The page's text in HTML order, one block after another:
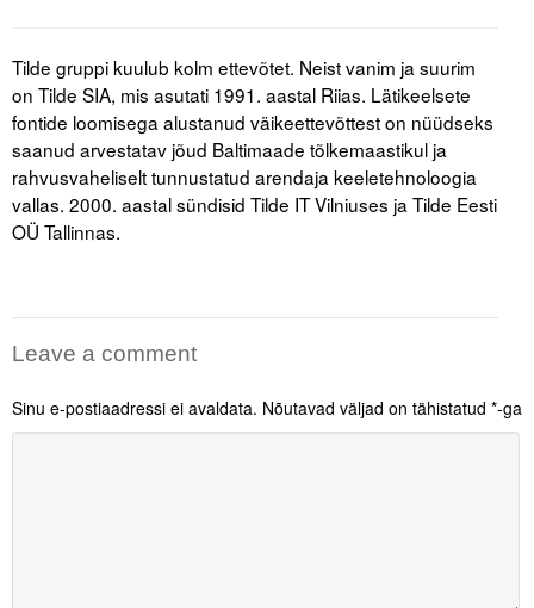
Tilde gruppi kuulub kolm ettevõtet. Neist vanim ja suurim
on Tilde SIA, mis asutati 1991. aastal Riias. Lätikeelsete
fontide loomisega alustanud väikeettevõttest on nüüdseks
saanud arvestatav jõud Baltimaade tõlkemaastikul ja
rahvusvaheliselt tunnustatud arendaja keeletehnoloogia
vallas. 2000. aastal sündisid Tilde IT Vilniuses ja Tilde Eesti
OÜ Tallinnas.
Leave a comment
Sinu e-postiaadressi ei avaldata. Nõutavad väljad on tähistatud *-ga